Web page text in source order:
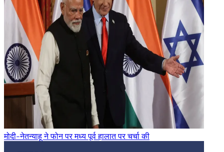
मोदी-नेतन्याहू ने फोन पर मध्य पूर्व हालात पर चर्चा की